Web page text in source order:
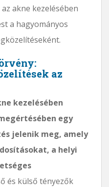
akne kezelésében
a hagyományos
az
kezelésében
egy
jelenik meg, amely
a helyi
és külső tényezők